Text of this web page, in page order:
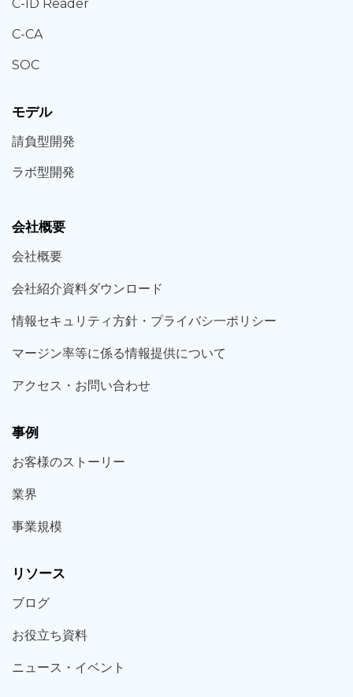
C-ID Reader
C-CA
SOC
モデル
請負型開発
ラボ型開発
会社概要
会社概要
会社紹介資料ダウンロード
情報セキュリティ方針・プライバシ一ポリシー
マージン率等に係る情報提供について
アクセス・お問い合わせ
事例
お客様のストーリー
業界
事業規模
リソース
ブログ
お役立ち資料
ニュース・ イベント